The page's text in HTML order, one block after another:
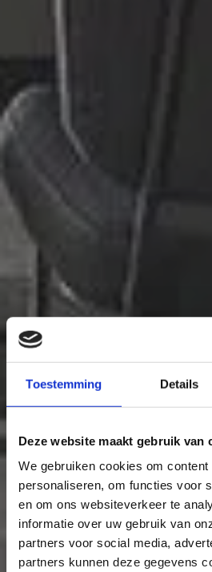
Toestemming Details
Deze website maakt gebruik van
We gebruiken cookies om
personaliseren, om functies voor
en om ons websiteverkeer te
informatie over uw gebruik van
partners voor social media,
partners kunnen deze gegevens